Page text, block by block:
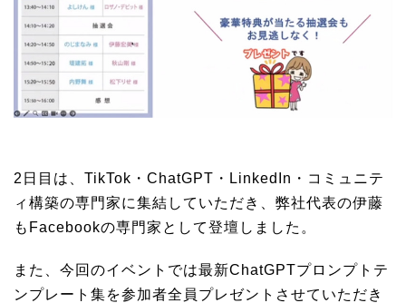
2日目は、TikTok・ChatGPT・LinkedIn・コミュニテ
ィ構築の専門家に集結していただき、弊社代表の伊藤
もFacebookの専門家として登壇しました。
また、今回のイベントでは最新ChatGPTプロンプトテ
ンプレート集を参加者全員プレゼントさせていただき